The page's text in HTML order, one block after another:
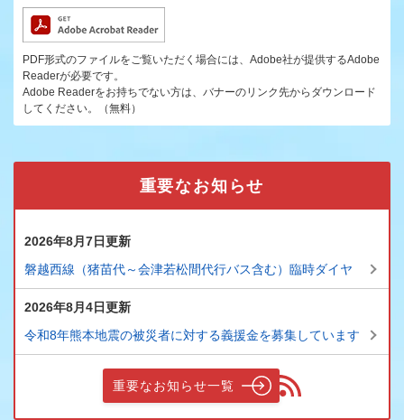
PDF形式のファイルをご覧いただく場合には、Adobe社が提供するAdobe
Readerが必要です。
Adobe Readerをお持ちでない方は、バナーのリンク先からダウンロード
してください。（無料）
重要なお知らせ
2026年8月7日更新
磐越西線（猪苗代～会津若松間代行バス含む）臨時ダイヤ
2026年8月4日更新
令和8年熊本地震の被災者に対する義援金を募集しています
重要なお知らせ一覧